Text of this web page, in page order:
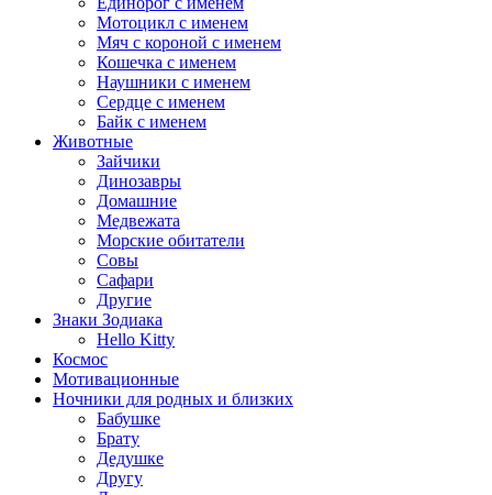
Мотоцикл с именем
Мяч с короной с именем
Кошечка с именем
Наушники с именем
Сердце с именем
Байк с именем
Животные
Зайчики
Динозавры
Домашние
Медвежата
Морские обитатели
Совы
Сафари
Другие
Знаки Зодиака
Hello Kitty
Космос
Мотивационные
Ночники для родных и близких
Бабушке
Брату
Дедушке
Другу